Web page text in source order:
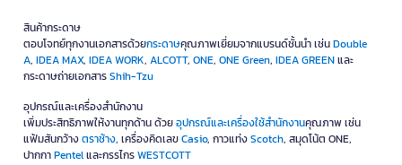
สินค้ากระดาษ
ตอบโจทย์ทุกงานเอกสารด้วยกระดาษคุณภาพเยี่ยมจากแบรนด์ชั้นนำ เช่นDouble
A, IDEA MAX, IDEA WORK, ALCOTT, ONE, ONE Green, IDEA GREENและ
กระดาษถ่ายเอกสารShih-Tzu
อุปกรณ์และเครื่องสำนักงาน
เพิ่มประสิทธิภาพให้งานทุกด้าน ด้วยอุปกรณ์และเครื่องใช้สำนักงานคุณภาพ เช่น
แฟ้มสันกว้างตราช้าง, เครื่องคิดเลขCasio, กาวแท่งScotch, สมุดโน้ต ONE,
ปากกาPentelและกรรไกรWESTCOTT